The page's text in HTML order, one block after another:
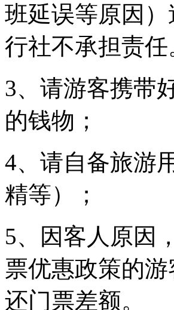
班延误等原因
行社不承担责任
3、请游客携带
的钱物；
4、请自备旅游
精等）；
5、因客人原因
票优惠政策的
还门票差额。